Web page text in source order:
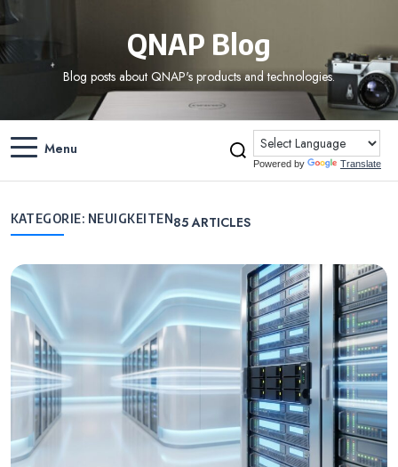
QNAP Blog
Blog posts about QNAP's products and technologies.
Menu
Powered by Translate
KATEGORIE: NEUIGKEITEN85ARTICLES